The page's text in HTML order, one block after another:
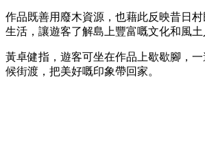
作品既善用廢木資源，也藉此反映昔日
生活，讓遊客了解島上豐富嘅文化和風土
黃卓健指，遊客可坐在作品上歇歇腳，
候街渡，把美好嘅印象帶回家。